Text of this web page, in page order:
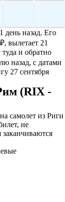
назад. Его
вылетает 21
и обратно
назад, с датами
27 сентября
(RIX -
самолет из Риги
не